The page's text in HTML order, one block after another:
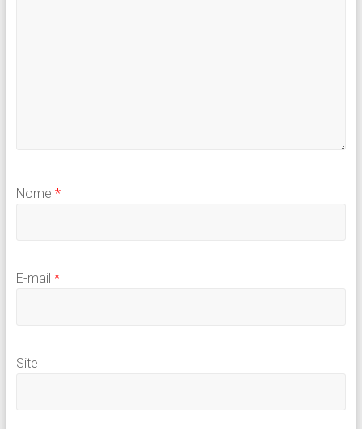
Nome *
E-mail *
Site